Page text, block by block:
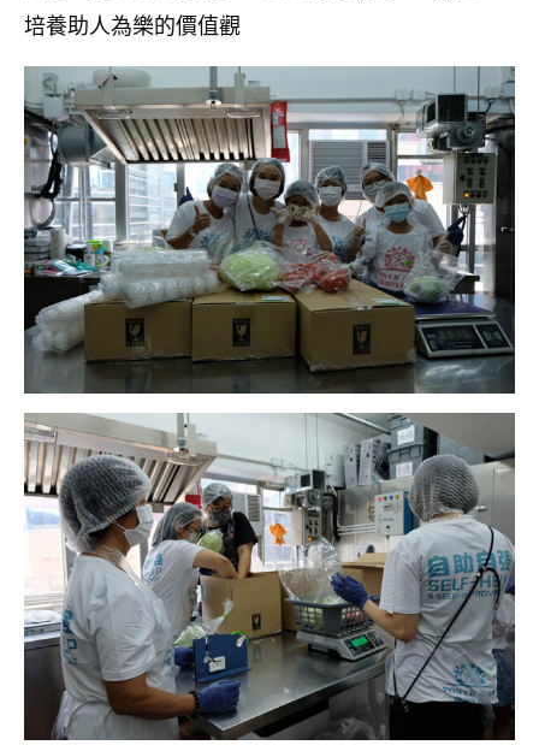
培養助人為樂的價值觀